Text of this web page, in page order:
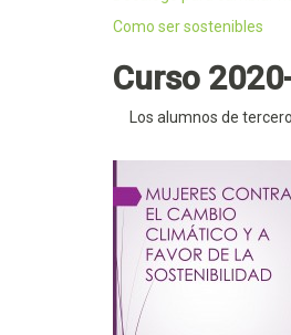
Como ser sostenibles
Curso
Los alumnos de